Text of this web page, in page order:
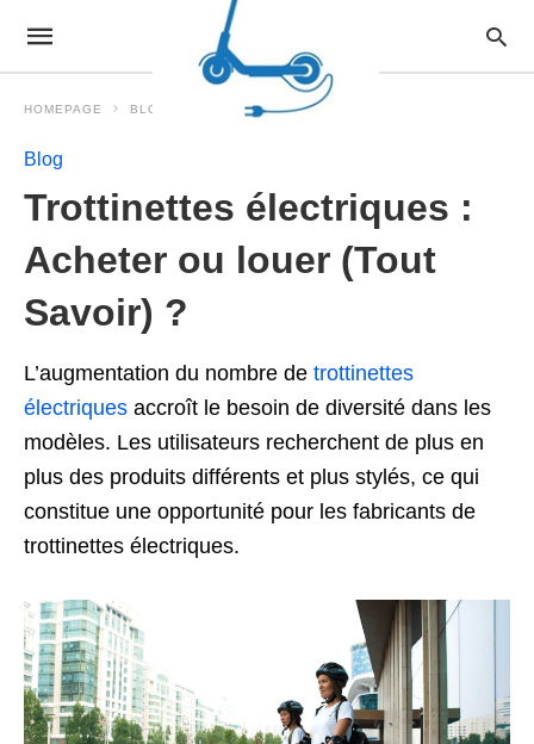
HOMEPAGE BLOG
Blog
Trottinettes électriques :
Acheter ou louer (Tout
Savoir) ?
L’augmentation du nombre de trottinettes
électriques accroît le besoin de diversité dans les
modèles. Les utilisateurs recherchent de plus en
plus des produits différents et plus stylés, ce qui
constitue une opportunité pour les fabricants de
trottinettes électriques.